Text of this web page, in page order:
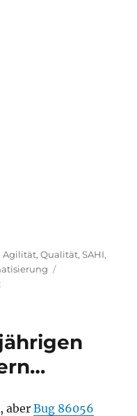
Kategorien
Agilität,Qualität,SAHI,
aberBug 86056